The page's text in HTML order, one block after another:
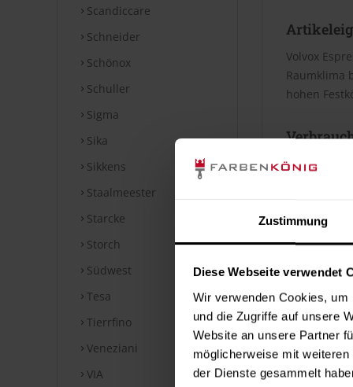
Zustimmung
Diese Webseite verwendet
Wir verwenden Cookies,
und die Zugriffe auf unsere
Website an unsere Partner
möglicherweise mit
der Dienste gesammelt
Scandiccare
Schneider
Schönox
Schuller
Sigma
Sika
Sikkens
Staalmeester
Starcke
Storch
Südwest
Tesa
Tierrfino
Veneziani
VIA
Volvox
Raumklima
hohen
Die
Bei diesen
⤓
Hinweise
⚠ Hinweis